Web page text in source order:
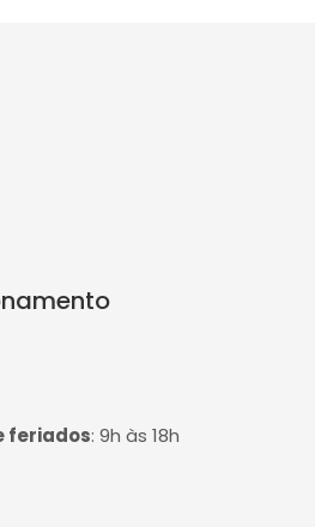
feriados: 9h às 18h